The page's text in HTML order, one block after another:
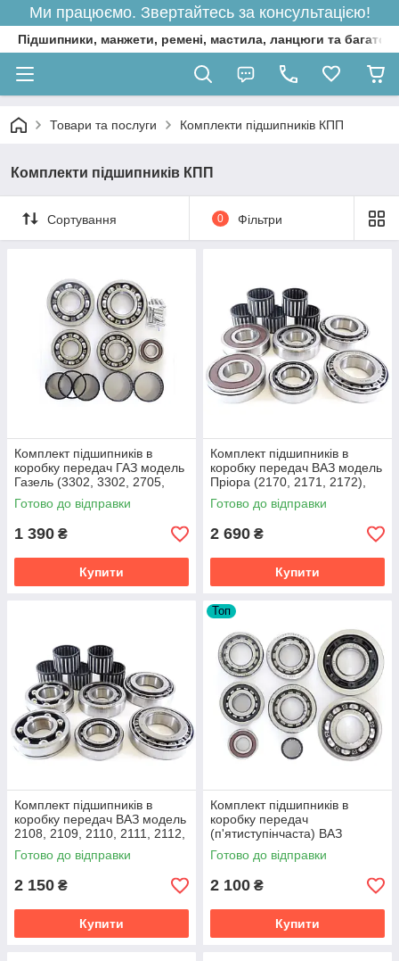
Ми працюємо. Звертайтесь за консультацією!
Підшипники, манжети, ремені, мастила, ланцюги та багато
Товари та послуги Комплекти підшипників КПП
Комплекти підшипників КПП
Сортування 0 Фільтри
Комплект підшипників в
коробку передач ГАЗ модель
Газель (3302, 3302, 2705,
3221 і інші модифікації)
Готово до відправки
1 390 ₴
Купити
Комплект підшипників в
коробку передач ВАЗ модель
Пріора (2170, 2171, 2172),
Калина (1117, 1118, 1119)
Готово до відправки
2 690 ₴
Купити
Комплект підшипників в
коробку передач ВАЗ модель
2108, 2109, 2110, 2111, 2112,
2113, 2114, 2115 та інші
Готово до відправки
2 150 ₴
Купити
Топ
Комплект підшипників в
коробку передач
(п'ятиступінчаста) ВАЗ
модель 2101, 2102, 2103,
2104, 2105, 2106, 2107,
Готово до відправки
2 100 ₴
Купити